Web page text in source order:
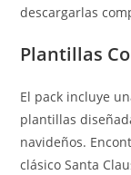
descargarlas
Plantillas
El pack incluye
plantillas
navideños.
clásico Santa